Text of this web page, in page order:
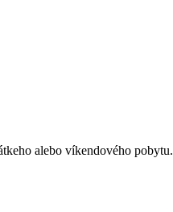
alebo víkendového pobytu.